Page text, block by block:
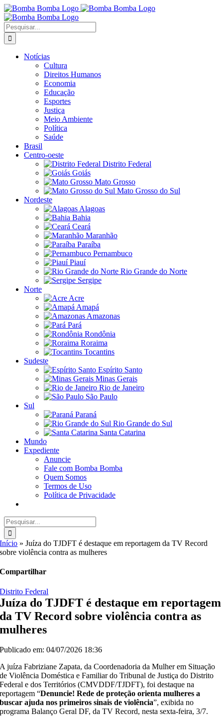
Ir
para
o
conteúdo
Buscar
resultados
para:
Notícias
Cultura
Direitos Humanos
Economia
Educação
Esportes
Justiça
Meio Ambiente
Política
Saúde
Brasil
Centro-oeste
Distrito Federal
Goiás
Mato Grosso
Mato Grosso do Sul
Nordeste
Alagoas
Bahia
Ceará
Maranhão
Paraíba
Pernambuco
Piauí
Rio Grande do Norte
Sergipe
Norte
Acre
Amapá
Amazonas
Pará
Rondônia
Roraima
Tocantins
Sudeste
Espírito Santo
Minas Gerais
Rio de Janeiro
São Paulo
Sul
Paraná
Rio Grande do Sul
Santa Catarina
Mundo
Expediente
Anuncie
Fale com Bomba Bomba
Quem Somos
Termos de Uso
Política de Privacidade
Buscar
resultados
para:
Início »Juíza do TJDFT é destaque em reportagem da TV Record
sobre violência contra as mulheres
Compartilhar
Distrito Federal
Juíza do TJDFT é destaque em reportagem
da TV Record sobre violência contra as
mulheres
Publicado em: 04/07/2026 18:36
A juíza Fabriziane Zapata, da Coordenadoria da Mulher em Situação
de Violência Doméstica e Familiar do Tribunal de Justiça do Distrito
Federal e dos Territórios (CMVDDF/TJDFT), foi destaque na
reportagem “Denuncie! Rede de proteção orienta mulheres a
buscar ajuda nos primeiros sinais de violência”, exibida no
programa Balanço Geral DF, da TV Record, nesta sexta-feira, 3/7.